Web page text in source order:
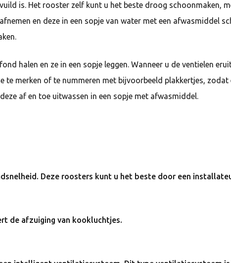
is. Het rooster zelf kunt u het beste droog schoonmaken,
en deze in een sopje van water met een afwasmiddel
halen en ze in een sopje leggen. Wanneer u de ventielen
te merken of te nummeren met bijvoorbeeld plakkertjes,
af en toe uitwassen in een sopje met afwasmiddel.
Deze roosters kunt u het beste door een
de afzuiging van kookluchtjes.